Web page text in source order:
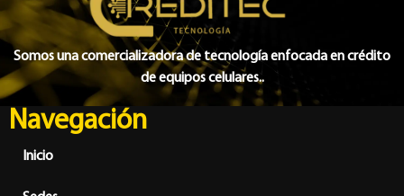
Somos una comercializadora de tecnología enfocada en crédito
de equipos celulares..
Navegación
Inicio